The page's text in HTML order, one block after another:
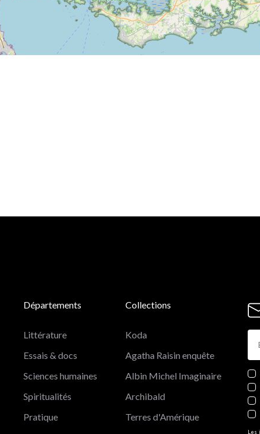
Les
Départements
Littérature
Essais & docs
Sciences humaines
Spiritualités
Pratique
Collections
Koda
Agatha Raisin enquête
Albin Michel Imaginaire
Archibald
Terres d'Amérique